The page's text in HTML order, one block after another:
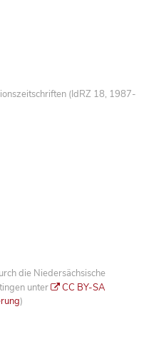
(IdRZ 18, 1987-
die Niedersächsische
unter
CC BY-SA
)